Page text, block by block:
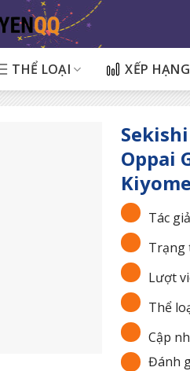
THỂ LOẠI XẾP HẠNG
Oppai
Tác
Trạng
Lượt
Thể
Cập
Đánh